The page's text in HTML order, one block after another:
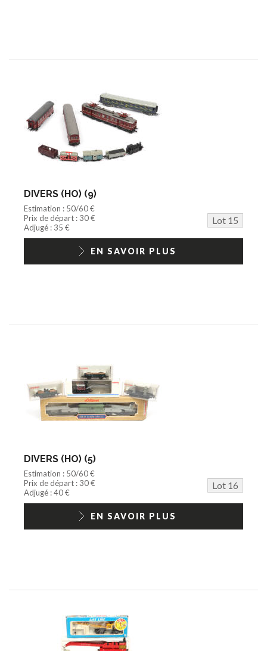
DIVERS (HO) (9)
Estimation : 50/60 €
Prix de départ : 30 €
Lot 15
Adjugé : 35 €
EN SAVOIR PLUS
DIVERS (HO) (5)
Estimation : 50/60 €
Prix de départ : 30 €
Lot 16
Adjugé : 40 €
EN SAVOIR PLUS